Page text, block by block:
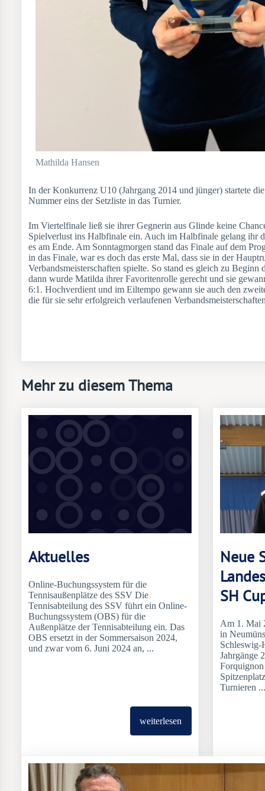
Mathilda Hansen
In der Konkurrenz U10 (Jahrgang 2014 und jünger) startete
Nummer eins der Setzliste in das Turnier.
Im Viertelfinale ließ sie ihrer Gegnerin aus Glinde keine
Spielverlust ins Halbfinale ein. Auch im Halbfinale gelang ihr
es am Ende. Am Sonntagmorgen stand das Finale auf dem
in das Finale, war es doch das erste Mal, dass sie in der
Verbandsmeisterschaften spielte. So stand es gleich zu Beginn
dann wurde Matilda ihrer Favoritenrolle gerecht und sie
6:1. Hochverdient und im Eiltempo gewann sie auch den
die für sie sehr erfolgreich verlaufenen
Mehr zu diesem Thema
Aktuelles
Online-Buchungssystem für die
Tennisaußenplätze des SSV Die
Tennisabteilung des SSV führt ein Online-
Buchungssystem (OBS) für die
Außenplätze der Tennisabteilung ein. Das
OBS ersetzt in der Sommersaison 2024,
und zwar vom 6. Juni 2024 an, ...
weiterlesen
Neue
SH
Am 1. Mai
in
Schleswig-
Jahrgänge
Turnieren ...